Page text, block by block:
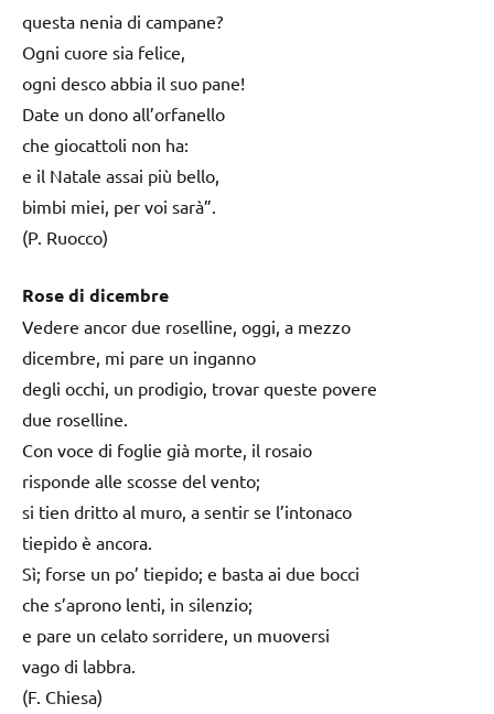
questa nenia di campane?
Ogni cuore sia felice,
ogni desco abbia il suo pane!
Date un dono all’orfanello
che giocattoli non ha:
e il Natale assai più bello,
bimbi miei, per voi sarà”.
(P. Ruocco)
Rose di dicembre
Vedere ancor due roselline, oggi, a mezzo
dicembre, mi pare un inganno
degli occhi, un prodigio, trovar queste povere
due roselline.
Con voce di foglie già morte, il rosaio
risponde alle scosse del vento;
si tien dritto al muro, a sentir se l’intonaco
tiepido è ancora.
Sì; forse un po’ tiepido; e basta ai due bocci
che s’aprono lenti, in silenzio;
e pare un celato sorridere, un muoversi
vago di labbra.
(F. Chiesa)